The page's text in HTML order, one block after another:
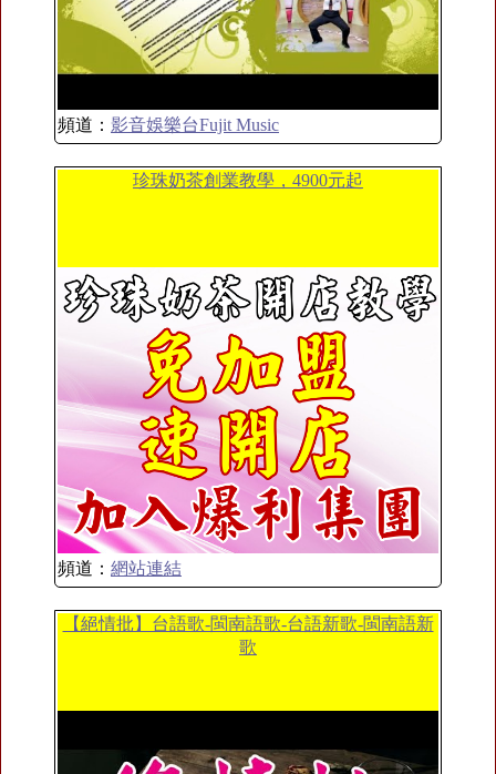
頻道： 影音娛樂台Fujit Music
珍珠奶茶創業教學，4900元起
頻道： 網站連結
【絕情批】台語歌-閩南語歌-台語新歌-閩南語新
歌